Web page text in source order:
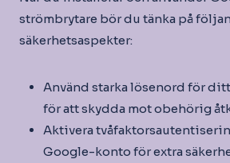
strömbrytare bör du tänka på
säkerhetsaspekter:
Använd starka lösenord för
för att skydda mot obehörig
Aktivera
Google-konto för extra